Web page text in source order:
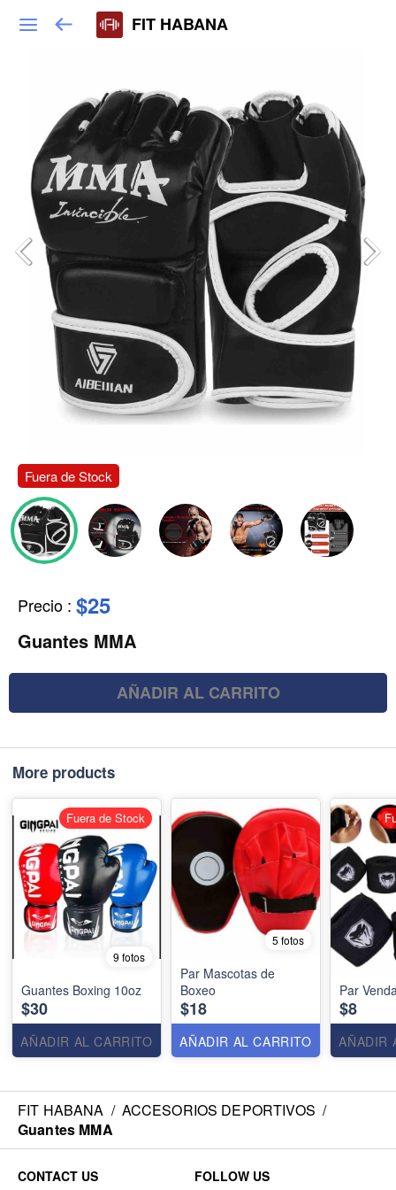
FIT HABANA
Fuera de Stock
Precio : $25
Guantes MMA
AÑADIR AL CARRITO
More products
9 fotos
Guantes Boxing 10oz
$30
AÑADIR AL CARRITO
Fuera de Stock
5 fotos
Par Mascotas de
Boxeo
$18
AÑADIR AL CARRITO
Par
$8
AÑADIR
FIT HABANA / ACCESORIOS DEPORTIVOS /
Guantes MMA
CONTACT US FOLLOW US